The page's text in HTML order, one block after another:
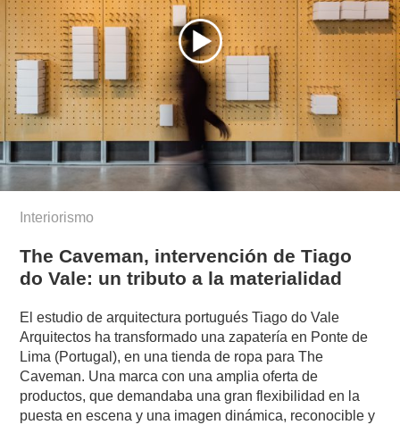
Interiorismo
The Caveman, intervención de Tiago
do Vale: un tributo a la materialidad
El estudio de arquitectura portugués Tiago do Vale
Arquitectos ha transformado una zapatería en Ponte de
Lima (Portugal), en una tienda de ropa para The
Caveman. Una marca con una amplia oferta de
productos, que demandaba una gran flexibilidad en la
puesta en escena y una imagen dinámica, reconocible y